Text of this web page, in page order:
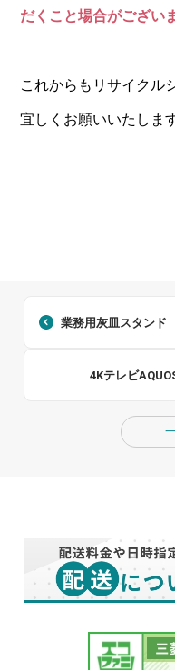
だくこと場合がござい
これからもリサイクル
宜しくお願いいたします
業務用灰皿スタンド
4Kテレビ